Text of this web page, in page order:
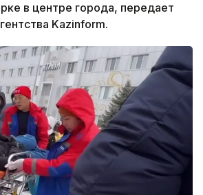
в центре города, передает
Kazinform.